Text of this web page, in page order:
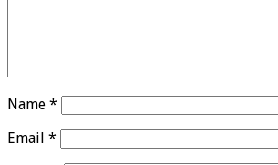
Name *
Email *